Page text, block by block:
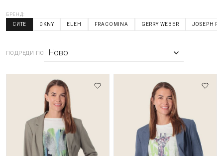
БРЕНД:
СИТЕ DKNY ELEH FRACOMINA GERRY WEBER JOSEPH
ПОДРЕДИ ПО